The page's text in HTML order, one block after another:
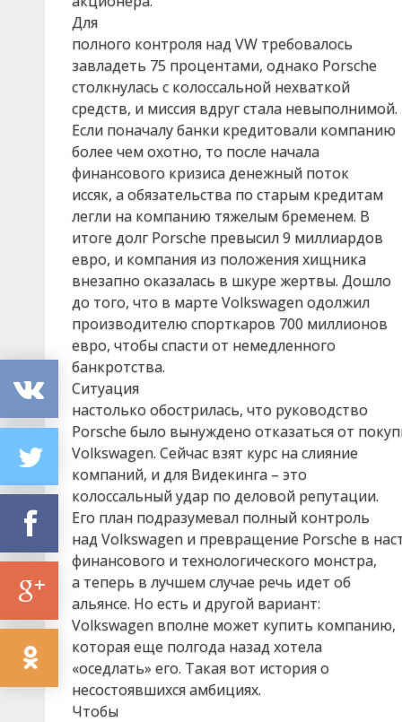
Для
полного контроля над VW требовалось
завладеть 75 процентами, однако Porsche
столкнулась с колоссальной нехваткой
средств, и миссия вдруг стала невыполнимой.
Если поначалу банки кредитовали компанию
более чем охотно, то после начала
финансового кризиса денежный поток
иссяк, а обязательства по старым кредитам
легли на компанию тяжелым бременем. В
итоге долг Porsche превысил 9 миллиардов
евро, и компания из положения хищника
внезапно оказалась в шкуре жертвы. Дошло
до того, что в марте Volkswagen одолжил
производителю спорткаров 700 миллионов
евро, чтобы спасти от немедленного
банкротства.
Ситуация
настолько обострилась, что руководство
Porsche было вынуждено отказаться от
Volkswagen. Сейчас взят курс на слияние
компаний, и для Видекинга – это
колоссальный удар по деловой репутации.
Его план подразумевал полный контроль
над Volkswagen и превращение Porsche в
финансового и технологического монстра,
а теперь в лучшем случае речь идет об
альянсе. Но есть и другой вариант:
Volkswagen вполне может купить компанию,
которая еще полгода назад хотела
«оседлать» его. Такая вот история о
несостоявшихся амбициях.
Чтобы